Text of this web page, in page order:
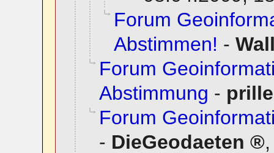
Forum
Abstimmen! -
Forum
Abstimmung -
Forum
- DieGeodaeten